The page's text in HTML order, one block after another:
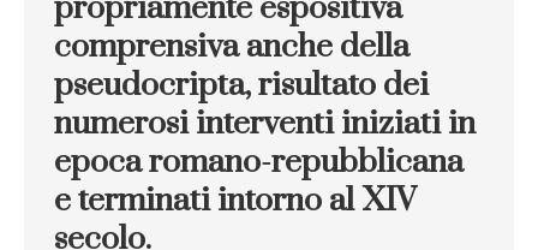
comprensiva anche della
pseudocripta, risultato dei
numerosi interventi iniziati in
epoca romano-repubblicana
e terminati intorno al XIV
secolo.